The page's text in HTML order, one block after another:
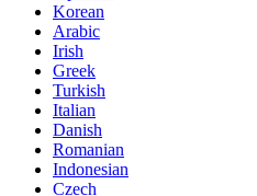
Korean
Arabic
Irish
Greek
Turkish
Italian
Danish
Romanian
Indonesian
Czech